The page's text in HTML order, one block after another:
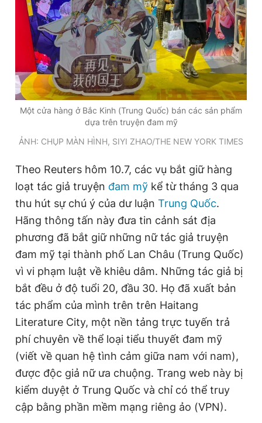
Đọc Thanh Niên trên điện thoại
Hotline
0906 645 777
Liên hệ quảng cáo
0908 780 404
Đặt báo Quảng cáo RSS Tòa soạn Chính sách bảo
Tổng biên tập: Nguyễn Ngọc Toàn
Phó tổng biên tập thường trực: Hải Thành
Phó tổng biên tập: Lâm Hiếu Dũng
Phó tổng biên tập: Trần Việt Hưng
Tổng thư ký tòa soạn: Đức Trung
Giấy phép xuất bản số 110/GP - BTTTT cấp ngày 24.3.2020
© 2003-2026 Bản quyền thuộc về Báo Thanh Niên. Cấm sao
chép dưới mọi hình thức nếu không có sự chấp thuận bằng văn
bản. Phát triển bởi ePi Technologies, JSC.
Một cửa hàng ở Bắc Kinh (Trung Quốc) bán các sản phẩm
dựa trên truyện đam mỹ
ẢNH: CHỤP MÀN HÌNH, SIYI ZHAO/THE NEW YORK TIMES
Theo Reuters hôm 10.7, các vụ bắt giữ hàng
loạt tác giả truyện đam mỹ kể từ tháng 3 qua
thu hút sự chú ý của dư luận Trung Quốc.
Hãng thông tấn này đưa tin cảnh sát địa
phương đã bắt giữ những nữ tác giả truyện
đam mỹ tại thành phố Lan Châu (Trung Quốc)
vì vi phạm luật về khiêu dâm. Những tác giả bị
bắt đều ở độ tuổi 20, đầu 30. Họ đã xuất bản
tác phẩm của mình trên trên Haitang
Literature City, một nền tảng trực tuyến trả
phí chuyên về thể loại tiểu thuyết đam mỹ
(viết về quan hệ tình cảm giữa nam với nam),
được độc giả nữ ưa chuộng. Trang web này bị
kiểm duyệt ở Trung Quốc và chỉ có thể truy
cập bằng phần mềm mạng riêng ảo (VPN).